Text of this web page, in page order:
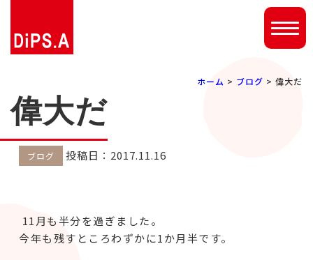
ホーム > ブログ > 偉大だ
偉大だ
ブログ 投稿日：2017.11.16
11月も半分を過ぎました。
今年も残すところわずかに1か月半です。